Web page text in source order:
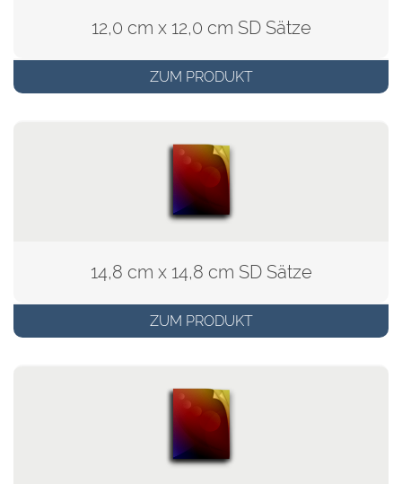
12,0 cm x 12,0 cm SD Sätze
ZUM PRODUKT
14,8 cm x 14,8 cm SD Sätze
ZUM PRODUKT